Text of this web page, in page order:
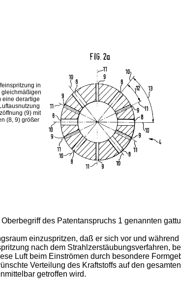
in
gleichmäßigen
eine derartige
(9) mit
(8, 9) größer
des Patentanspruchs 1 genannten
einzuspritzen, daß er sich vor und
nach dem Strahlzerstäubungsverfahren,
Luft beim Einströmen durch besondere
Verteilung des Kraftstoffs auf den
getroffen wird.